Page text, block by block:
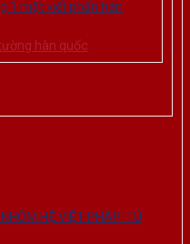
1 mặt viết phấn hàn
hàn quốc
HỆ VIỆT PHÁP-TỦ